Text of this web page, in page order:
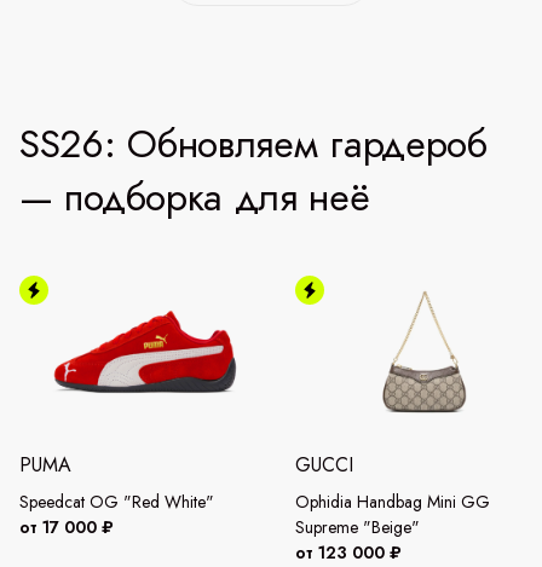
SS26: Обновляем гардероб
— подборка для неё
PUMA
Speedcat OG "Red White"
от 17 000 ₽
GUCCI
Ophidia Handbag Mini GG
Supreme "Beige"
от 123 000 ₽